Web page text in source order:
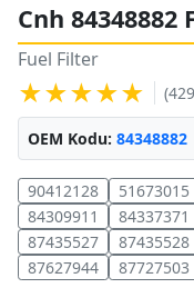
Cnh
Fuel Filter
★★★★★
OEM Kodu: 84348882
90412128 51673015
84309911
84337371
87435527
87435528
87627944
87727503